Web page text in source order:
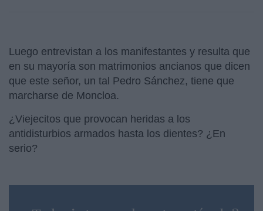
Luego entrevistan a los manifestantes y resulta que
en su mayoría son matrimonios ancianos que dicen
que este señor, un tal Pedro Sánchez, tiene que
marcharse de Moncloa.
¿Viejecitos que provocan heridas a los
antidisturbios armados hasta los dientes? ¿En
serio?